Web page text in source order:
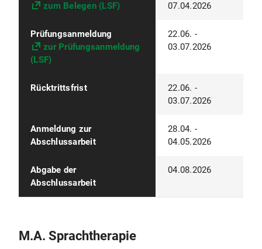
zum Belegen (LSF)
07.04.2026
Prüfungsanmeldung
zur Prüfungsanmeldung
(LSF)
22.06. -
03.07.2026
Rücktrittsfrist
22.06. -
03.07.2026
Anmeldung zur
Abschlussarbeit
28.04. -
04.05.2026
Abgabe der
Abschlussarbeit
04.08.2026
M.A. Sprachtherapie